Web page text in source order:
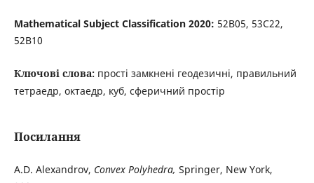
Mathematical Subject Classification 2020: 52B05, 53C22,
52B10
Ключові слова: прості замкнені геодезичні, правильний
тетраедр, октаедр, куб, сферичний простір
Посилання
A.D. Alexandrov, Convex Polyhedra, Springer, New York,